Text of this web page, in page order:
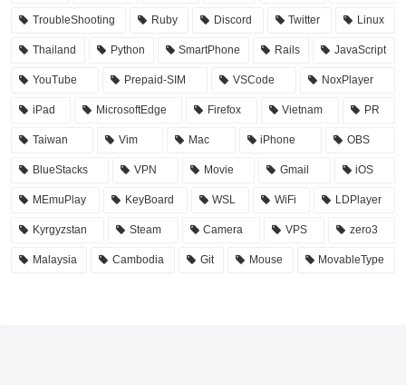
TroubleShooting Ruby Discord Twitter Linux
Thailand Python SmartPhone Rails JavaScript
YouTube Prepaid-SIM VSCode NoxPlayer
iPad MicrosoftEdge Firefox Vietnam PR
Taiwan Vim Mac iPhone OBS
BlueStacks VPN Movie Gmail iOS
MEmuPlay KeyBoard WSL WiFi LDPlayer
Kyrgyzstan Steam Camera VPS zero3
Malaysia Cambodia Git Mouse MovableType